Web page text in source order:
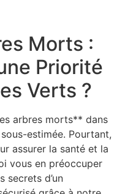
Morts :
Priorité
Verts ?
arbres morts** dans
estimée. Pourtant,
assurer la santé et la
vous en préoccuper
secrets d’un